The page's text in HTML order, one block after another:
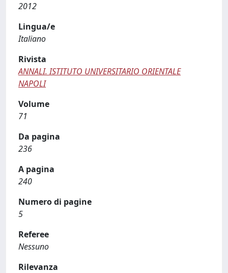
2012
Lingua/e
Italiano
Rivista
ANNALI. ISTITUTO UNIVERSITARIO ORIENTALE
NAPOLI
Volume
71
Da pagina
236
A pagina
240
Numero di pagine
5
Referee
Nessuno
Rilevanza